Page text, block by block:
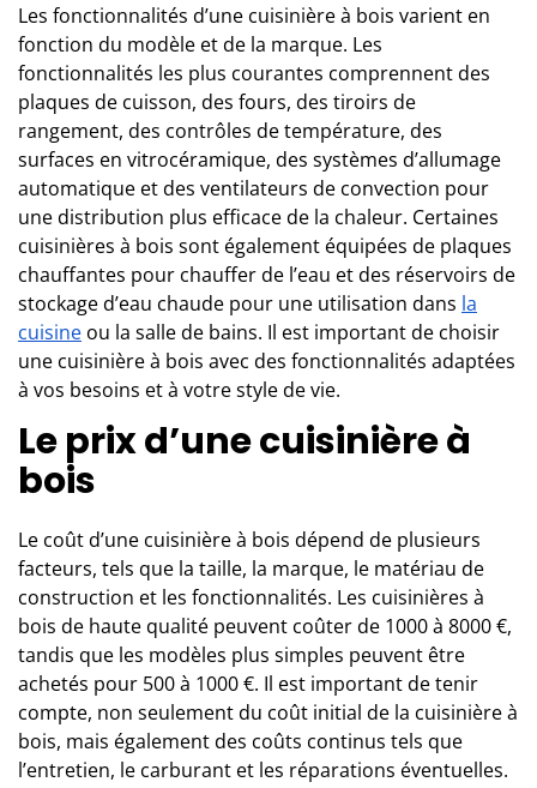
Les fonctionnalités d’une cuisinière à bois varient en
fonction du modèle et de la marque. Les
fonctionnalités les plus courantes comprennent des
plaques de cuisson, des fours, des tiroirs de
rangement, des contrôles de température, des
surfaces en vitrocéramique, des systèmes d’allumage
automatique et des ventilateurs de convection pour
une distribution plus efficace de la chaleur. Certaines
cuisinières à bois sont également équipées de plaques
chauffantes pour chauffer de l’eau et des réservoirs de
stockage d’eau chaude pour une utilisation dans la
cuisine ou la salle de bains. Il est important de choisir
une cuisinière à bois avec des fonctionnalités adaptées
à vos besoins et à votre style de vie.
Le prix d’une cuisinière à
bois
Le coût d’une cuisinière à bois dépend de plusieurs
facteurs, tels que la taille, la marque, le matériau de
construction et les fonctionnalités. Les cuisinières à
bois de haute qualité peuvent coûter de 1000 à 8000 €,
tandis que les modèles plus simples peuvent être
achetés pour 500 à 1000 €. Il est important de tenir
compte, non seulement du coût initial de la cuisinière à
bois, mais également des coûts continus tels que
l’entretien, le carburant et les réparations éventuelles.